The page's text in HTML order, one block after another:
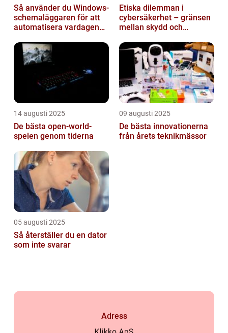
Så använder du Windows-
schemaläggaren för att
automatisera vardagen
Etiska dilemman i
cybersäkerhet – gränsen
mellan skydd och
14 augusti 2025
De bästa open-world-
spelen genom tiderna
09 augusti 2025
De bästa innovationerna
från årets teknikmässor
05 augusti 2025
Så återställer du en dator
som inte svarar
Adress